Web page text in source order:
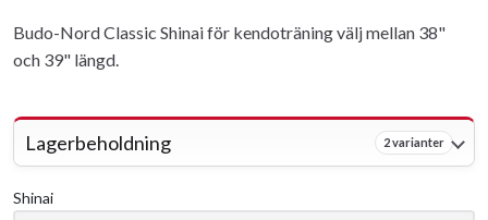
Budo-Nord Classic Shinai för kendoträning välj mellan 38"
och 39" längd.
Lagerbeholdning 2 varianter
Shinai